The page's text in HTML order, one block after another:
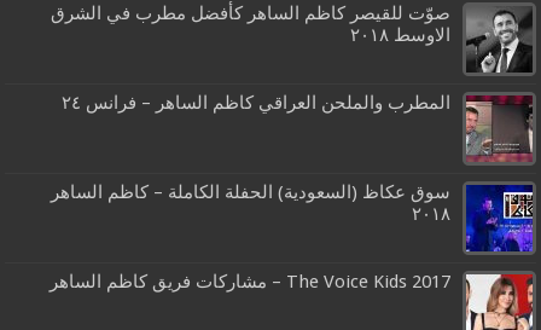
صوّت للقيصر كاظم الساهر كأفضل مطرب في الشرق
الاوسط ٢٠١٨
المطرب والملحن العراقي كاظم الساهر – فرانس ٢٤
سوق عكاظ (السعودية) الحفلة الكاملة – كاظم الساهر
٢٠١٨
The Voice Kids 2017 – مشاركات فريق كاظم الساهر